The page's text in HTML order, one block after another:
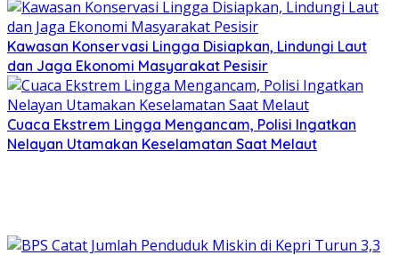
Kawasan Konservasi Lingga Disiapkan, Lindungi Laut
dan Jaga Ekonomi Masyarakat Pesisir
Cuaca Ekstrem Lingga Mengancam, Polisi Ingatkan
Nelayan Utamakan Keselamatan Saat Melaut